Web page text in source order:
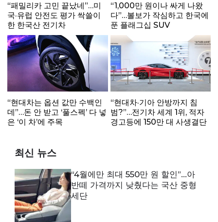
“패밀리카 고민 끝났네”…미
국·유럽 안전도 평가 싹쓸이
한 한국산 전기차
“1,000만 원이나 싸게 나왔
다”…볼보가 작심하고 한국에
푼 플래그십 SUV
“현대차는 옵션 값만 수백인
데”…돈 안 받고 ‘풀스펙’ 다 넣
은 ‘이 차’에 주목
“현대차·기아 안방까지 침
범?”…전기차 세계 1위, 적자
경고등에 150만 대 사생결단
최신 뉴스
“4월에만 최대 550만 원 할인”…아
반떼 가격까지 낮췄다는 국산 중형
세단